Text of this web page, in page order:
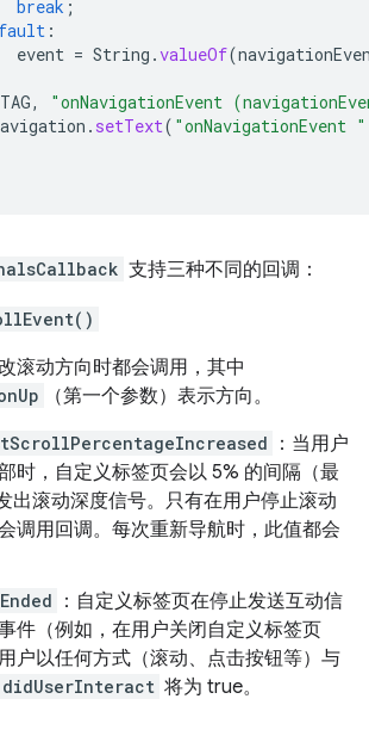
break ;
:
event = String .valueOf(
TAG,
"onNavigationEvent
. setText( "onNavigationEvent "
支持三种不同的回调：
滚动方向时都会调用，其中
（第一个参数）表示方向。
：当用户
时，自定义标签页会以 5% 的间隔（最
出滚动深度信号。只有在用户停止滚动
调用回调。每次重新导航时，此值都会
：自定义标签页在停止发送互动信
件（例如，在用户关闭自定义标签页
户以任何方式（滚动、点击按钮等）与
didUserInteract 将为 true。